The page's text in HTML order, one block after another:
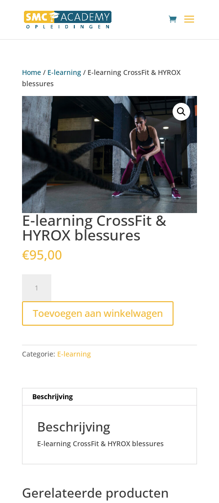
Home/ E-learning/ E-learning CrossFit & HYROX
blessures
E-learning CrossFit &
HYROX blessures
€95,00
learning
CrossFit
HYROX
aantal
Toevoegen aan winkelwagen
Categorie: E-learning
Beschrijving
Beschrijving
E-learning CrossFit & HYROX blessures
Gerelateerde producten